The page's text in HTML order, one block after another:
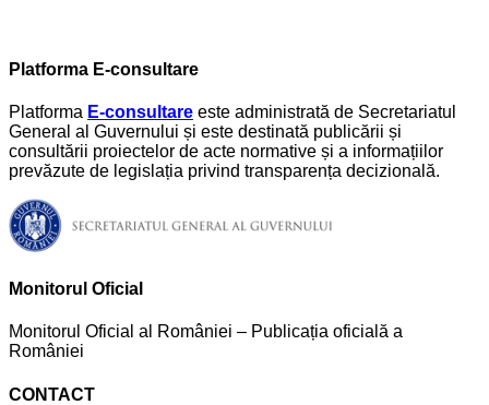
Platforma E-consultare
Platforma E-consultare este administrată de Secretariatul
General al Guvernului și este destinată publicării și
consultării proiectelor de acte normative și a informațiilor
prevăzute de legislația privind transparența decizională.
Monitorul Oficial
Monitorul Oficial al României – Publicația oficială a
României
CONTACT